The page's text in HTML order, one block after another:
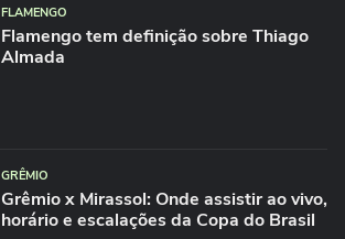
FLAMENGO
Flamengo tem definição sobre Thiago
Almada
GRÊMIO
Grêmio x Mirassol: Onde assistir ao vivo,
horário e escalações da Copa do Brasil